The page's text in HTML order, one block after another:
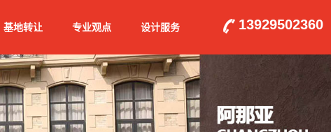
基地转让 专业观点 设计服务 13929502360